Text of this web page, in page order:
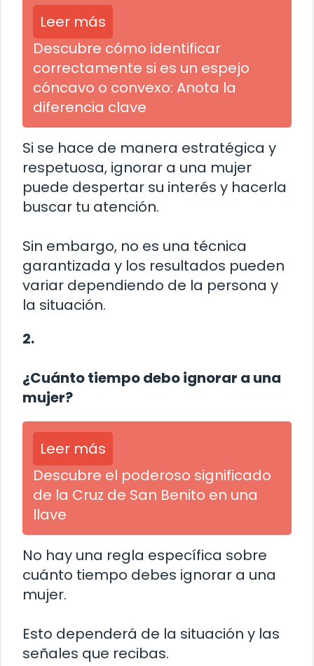
Leer más
Descubre cómo identificar
correctamente si es un espejo
cóncavo o convexo: Anota la
diferencia clave
Si se hace de manera estratégica y
respetuosa, ignorar a una mujer
puede despertar su interés y hacerla
buscar tu atención.
Sin embargo, no es una técnica
garantizada y los resultados pueden
variar dependiendo de la persona y
la situación.
2.
¿Cuánto tiempo debo ignorar a una
mujer?
Leer más
Descubre el poderoso significado
de la Cruz de San Benito en una
llave
No hay una regla específica sobre
cuánto tiempo debes ignorar a una
mujer.
Esto dependerá de la situación y las
señales que recibas.